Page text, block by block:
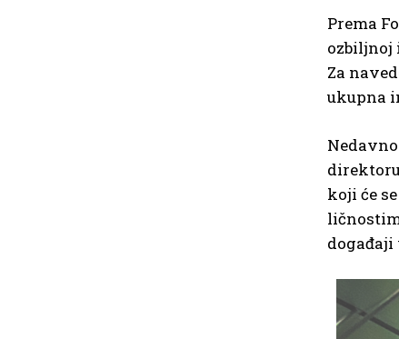
Prema
ozbiljnoj
Za
ukupna
koji će
događaji